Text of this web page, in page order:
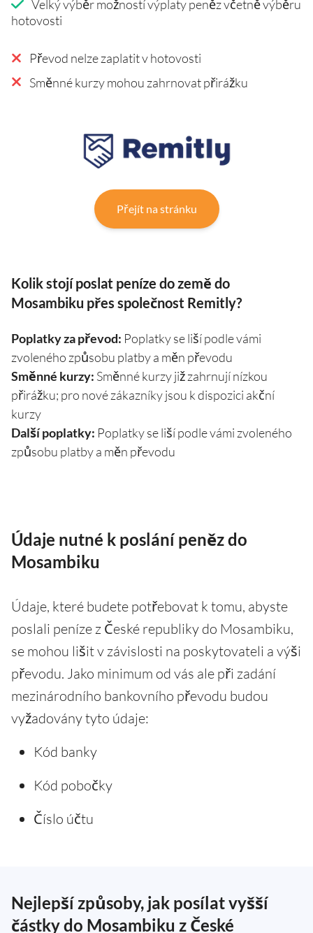
Velký výběr možností výplaty peněz včetně výběru
hotovosti
Převod nelze zaplatit v hotovosti
Směnné kurzy mohou zahrnovat přirážku
Přejít na stránku
Kolik stojí poslat peníze do země do
Mosambiku přes společnost Remitly?
Poplatky za převod: Poplatky se liší podle vámi
zvoleného způsobu platby a měn převodu
Směnné kurzy: Směnné kurzy již zahrnují nízkou
přirážku; pro nové zákazníky jsou k dispozici akční
kurzy
Další poplatky: Poplatky se liší podle vámi zvoleného
způsobu platby a měn převodu
Údaje nutné k poslání peněz do
Mosambiku
Údaje, které budete potřebovat k tomu, abyste
poslali peníze z České republiky do Mosambiku,
se mohou lišit v závislosti na poskytovateli a výši
převodu. Jako minimum od vás ale při zadání
mezinárodního bankovního převodu budou
vyžadovány tyto údaje:
Kód banky
Kód pobočky
Číslo účtu
Nejlepší způsoby, jak posílat vyšší
částky do Mosambiku z České